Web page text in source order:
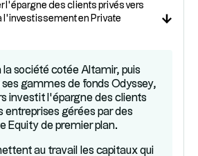
l’épargne des clients privés vers
l’investissement en Private
la société cotée Altamir, puis
ses gammes de fonds Odyssey,
investit l’épargne des clients
entreprises gérées par des
Equity de premier plan.
au travail les capitaux qui